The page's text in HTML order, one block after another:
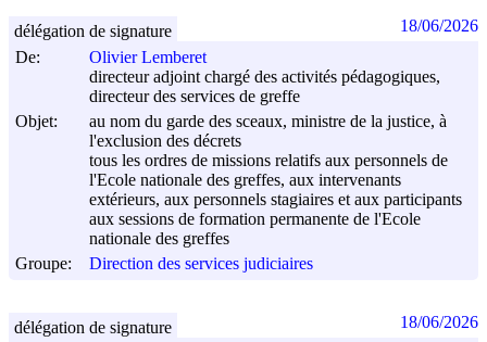
De:
Olivier Lemberet
directeur adjoint chargé des activités pédagogiques,
directeur des services de greffe
Objet:
au nom du garde des sceaux, ministre de la justice, à
l'exclusion des décrets
tous les ordres de missions relatifs aux personnels de
l'Ecole nationale des greffes, aux intervenants
extérieurs, aux personnels stagiaires et aux participants
aux sessions de formation permanente de l'Ecole
nationale des greffes
Groupe:
Direction des services judiciaires
délégation de signature 18/06/2026
délégation de signature 18/06/2026